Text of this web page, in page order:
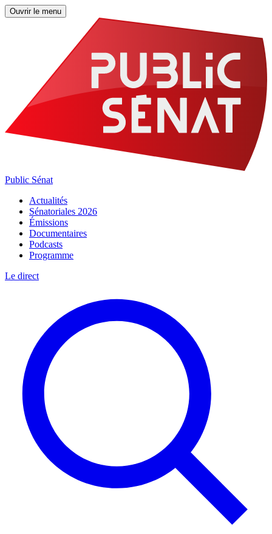
Ouvrir le menu
Public Sénat
Actualités
Sénatoriales 2026
Émissions
Documentaires
Podcasts
Programme
Le direct